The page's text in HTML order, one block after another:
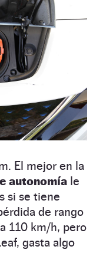
El mejor en la
autonomía le
si se tiene
de rango
110 km/h, pero
gasta algo